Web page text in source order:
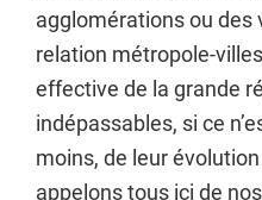
agglomérations ou des
relation métropole-
effective de la grande
indépassables, si ce
moins, de leur
appelons tous ici de